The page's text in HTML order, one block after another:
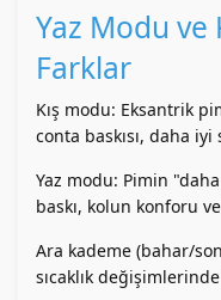
Yaz Modu ve
Farklar
Kış modu: Eksantrik
conta baskısı, daha iyi
Yaz modu: Pimin
baskı, kolun konforu
Ara kademe (bahar/
sıcaklık